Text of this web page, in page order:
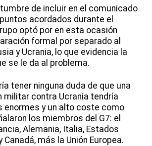
de incluir en el comunicado
acordados durante el
optó por en esta ocasión
formal por separado al
y Ucrania, lo que evidencia la
se le da al problema.
tener ninguna duda de que una
militar contra Ucrania tendría
enormes y un alto coste como
los miembros del G7: el
Alemania, Italia, Estados
Canadá, más la Unión Europea.